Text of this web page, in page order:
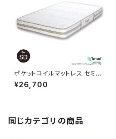
ポケットコイルマットレス セミダ
ブルベッド マットレス エクセレ
ント/アドバンス
¥26,700
同じカテゴリの商品